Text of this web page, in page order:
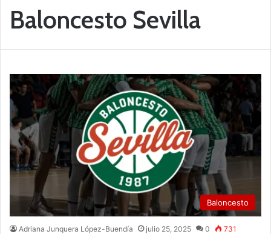
Baloncesto Sevilla
Baloncesto
Adriana Junquera López-Buendía julio 25, 2025 0 731